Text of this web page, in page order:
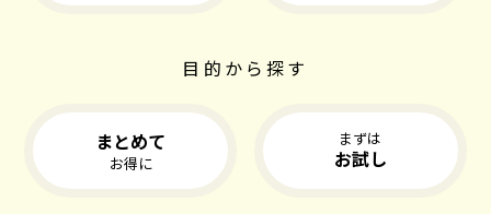
目的から探す
まとめて
お得に
まずは
お試し